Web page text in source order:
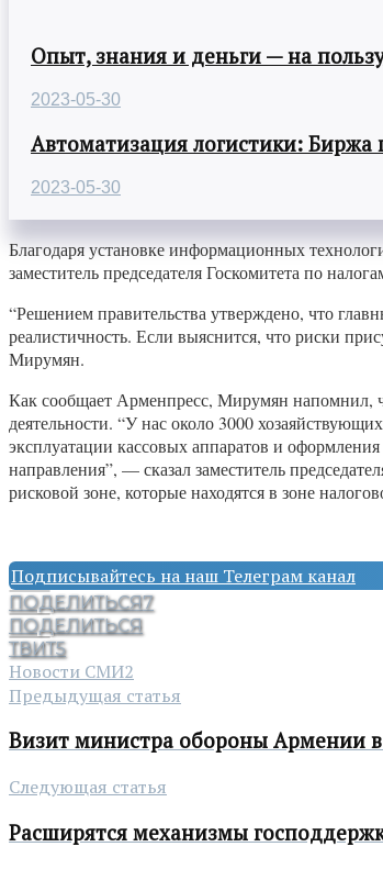
Опыт, знания и деньги — на
2023-05-30
Автоматизация логистики: Биржа
2023-05-30
Благодаря установке информационных
заместитель председателя Госкомитета по
“Решением правительства утверждено, что
реалистичность. Если выяснится, что риски
Мирумян.
Как сообщает Арменпресс, Мирумян напомнил,
деятельности. “У нас около 3000
эксплуатации кассовых аппаратов и
направления”, — сказал заместитель
рисковой зоне, которые находятся в зоне
Подписывайтесь на наш Телеграм канал
ПОДЕЛИТЬСЯ7
ПОДЕЛИТЬСЯ
ТВИТ5
Новости СМИ2
Предыдущая статья
Визит министра обороны Армении
Следующая статья
Расширятся механизмы